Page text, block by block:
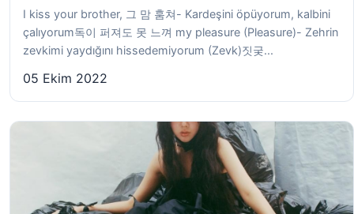
I kiss your brother, 그 맘 훔쳐- Kardeşini öpüyorum, kalbini
çalıyorum독이 퍼져도 못 느껴 my pleasure (Pleasure)- Zehrin
zevkimi yaydığını hissedemiyorum (Zevk)짓궂...
05 Ekim 2022